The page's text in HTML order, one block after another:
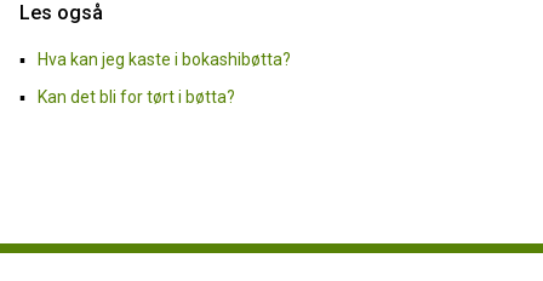
Les også
Hva kan jeg kaste i bokashibøtta?
Kan det bli for tørt i bøtta?